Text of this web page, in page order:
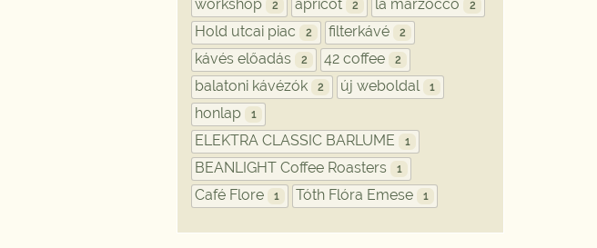
workshop 2 apricot 2 la marzocco 2
Hold utcai piac 2 filterkávé 2
kávés előadás 2 42 coffee 2
balatoni kávézók 2 új weboldal 1
honlap 1
ELEKTRA CLASSIC BARLUME 1
BEANLIGHT Coffee Roasters 1
Café Flore 1 Tóth Flóra Emese 1